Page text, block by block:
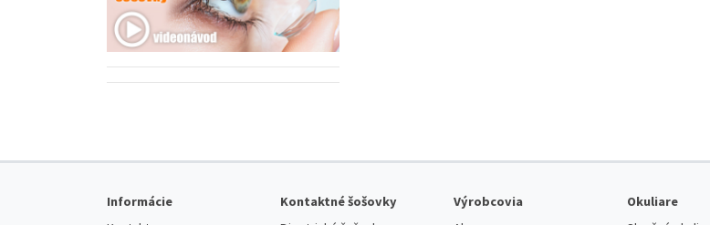
Informácie
Kontaktné šošovky
Výrobcovia
Okuliare